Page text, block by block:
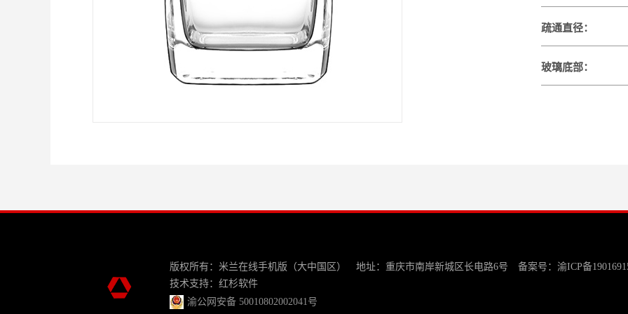
疏通直径：
玻璃底部：
版权所有：米兰在线手机版（大中国区） 地址：重庆市南岸新城区长电路6号 备案号： 渝ICP备
技术支持： 红杉软件
渝公网安备 50010802002041号